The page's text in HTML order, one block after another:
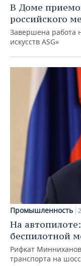
В Доме
российского
Завершена работа
искусств ASG»
Промышленность
На
беспилотной
Рифкат
транспорта на